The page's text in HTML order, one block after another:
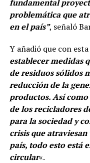
fundamental
problemática que
en el país”, señaló
Y añadió que con
establecer medidas
de residuos sólidos
reducción de la
productos. Así
de los recicladores
para la sociedad y
crisis que
país, todo esto está
circular«.